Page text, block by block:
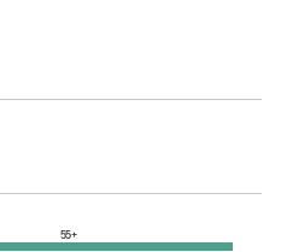
55+